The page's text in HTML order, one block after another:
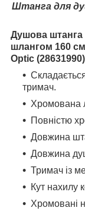
Штанга для
Душова штанга
шлангом 160 см
Optic (28631990)
тримач.
Хромована
Повністю
Довжина
Довжина
Тримач із
Кут нахилу
Хромовані